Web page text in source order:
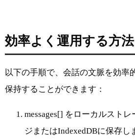
効率よく運用する方法
以下の手順で、会話の文脈を効率
保持することができます：
messages[] をローカルストレ
ジまたはIndexedDBに保存し